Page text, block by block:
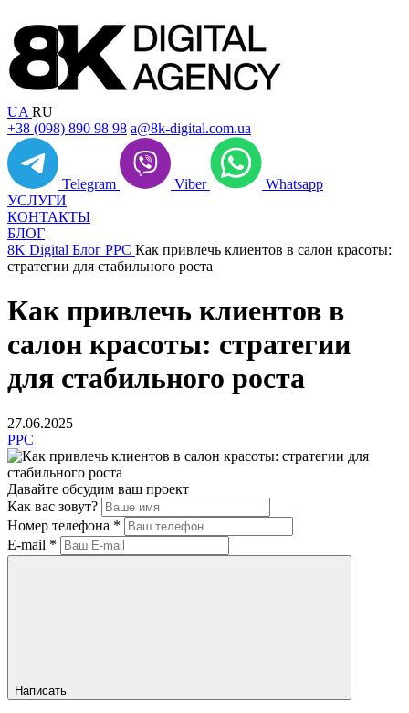
UA RU
+38 (098) 890 98 98 a@8k-digital.com.ua
Telegram Viber
Whatsapp
УСЛУГИ
КОНТАКТЫ
БЛОГ
8K Digital Блог PPC Как привлечь клиентов в салон красоты:
стратегии для стабильного роста
Как привлечь клиентов в
салон красоты: стратегии
для стабильного роста
27.06.2025
PPC
Давайте обсудим ваш проект
Как вас зовут?
Номер телефона *
E-mail *
Написать